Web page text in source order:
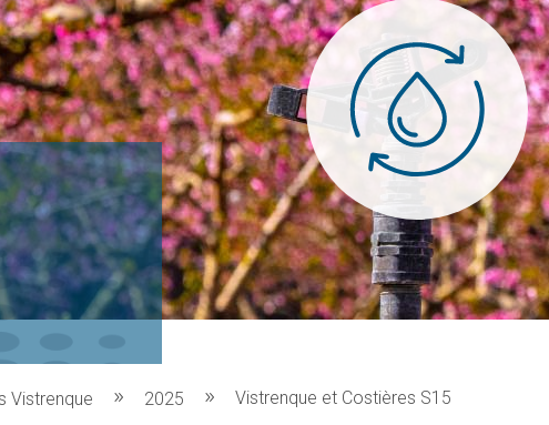
Vistrenque 2025 Vistrenque et Costières S15